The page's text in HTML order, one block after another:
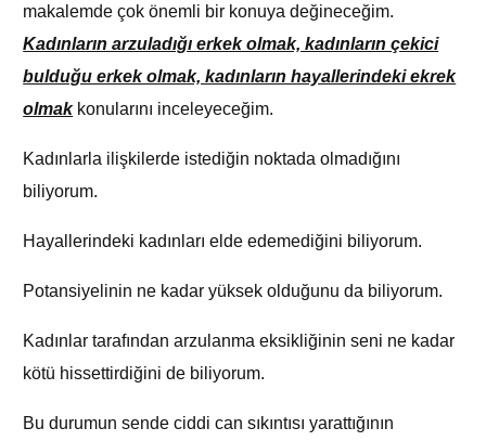
makalemde çok önemli bir konuya değineceğim.
Kadınların arzuladığı erkek olmak, kadınların çekici
bulduğu erkek olmak, kadınların hayallerindeki ekrek
olmak konularını inceleyeceğim.
Kadınlarla ilişkilerde istediğin noktada olmadığını
biliyorum.
Hayallerindeki kadınları elde edemediğini biliyorum.
Potansiyelinin ne kadar yüksek olduğunu da biliyorum.
Kadınlar tarafından arzulanma eksikliğinin seni ne kadar
kötü hissettirdiğini de biliyorum.
Bu durumun sende ciddi can sıkıntısı yarattığının